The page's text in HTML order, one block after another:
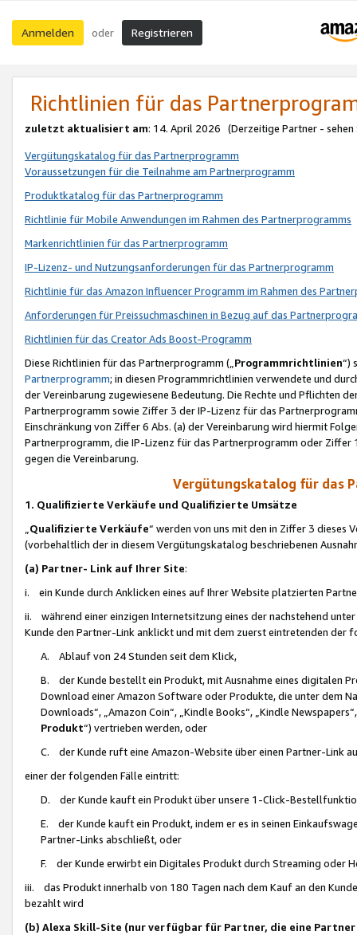
Anmelden oder Registrieren
Richtlinien für das
zuletzt aktualisiert am: 14. April 2026 (Derzeitige Partner - sehen
Vergütungskatalog für das Partnerprogramm
Voraussetzungen für die Teilnahme am Partnerprogramm
Produktkatalog für das Partnerprogramm
Richtlinie für Mobile Anwendungen im Rahmen des Partnerprogramms
Markenrichtlinien für das Partnerprogramm
IP-Lizenz- und Nutzungsanforderungen für das Partnerprogramm
Richtlinie für das Amazon Influencer Programm im Rahmen des
Anforderungen für Preissuchmaschinen in Bezug auf das
Richtlinien für das Creator Ads Boost-Programm
Diese Richtlinien für das Partnerprogramm („Programmrichtlinien“)
Partnerprogramm; in diesen Programmrichtlinien verwendete und
der Vereinbarung zugewiesene Bedeutung. Die Rechte und Pflichten
Partnerprogramm sowie Ziffer 3 der IP-Lizenz für das
Einschränkung von Ziffer 6 Abs. (a) der Vereinbarung wird hiermit
Partnerprogramm, die IP-Lizenz für das Partnerprogramm oder
gegen die Vereinbarung.
Vergütungskatalog für das
1. Qualifizierte Verkäufe und Qualifizierte Umsätze
Qualifizierte Verkäufe“ werden von uns mit den in Ziffer 3
(vorbehaltlich der in diesem Vergütungskatalog beschriebenen
(a) Partner- Link auf Ihrer Site:
i. ein Kunde durch Anklicken eines auf Ihrer Website platzierten
ii. während einer einzigen Internetsitzung eines der nachstehend
Kunde den Partner-Link anklickt und mit dem zuerst eintretenden der
A. Ablauf von 24 Stunden seit dem Klick,
B. der Kunde bestellt ein Produkt, mit Ausnahme eines digitalen
Download einer Amazon Software oder Produkte, die unter dem
Downloads“, „Amazon Coin“, „Kindle Books“, „Kindle
Produkt“) vertrieben werden, oder
C. der Kunde ruft eine Amazon-Website über einen Partner-Link
einer der folgenden Fälle eintritt:
D. der Kunde kauft ein Produkt über unsere 1-Click-
E. der Kunde kauft ein Produkt, indem er es in seinen
Partner-Links abschließt, oder
F. der Kunde erwirbt ein Digitales Produkt durch Streaming oder
iii. das Produkt innerhalb von 180 Tagen nach dem Kauf an den
bezahlt wird
(b) Alexa Skill-Site (nur verfügbar für Partner, die eine